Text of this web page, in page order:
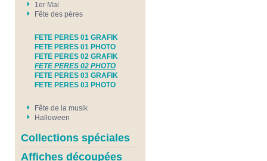
1er Mai
Fête des pères
FETE PERES 01 GRAFIK
FETE PERES 01 PHOTO
FETE PERES 02 GRAFIK
FETE PERES 02 PHOTO
FETE PERES 03 GRAFIK
FETE PERES 03 PHOTO
Fête de la musik
Halloween
Collections spéciales
Affiches découpées